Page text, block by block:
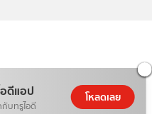
ดีแอป
บทรูไอดี
โหลดเลย